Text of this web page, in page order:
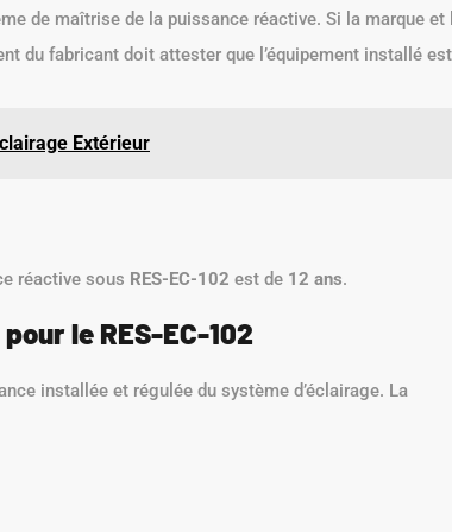
de maîtrise de la puissance réactive. Si la marque et
du fabricant doit attester que l’équipement installé est
Extérieur
réactive sous RES-EC-102 est de 12 ans.
le RES-EC-102
installée et régulée du système d’éclairage. La